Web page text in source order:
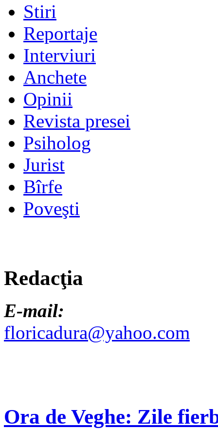
Stiri
Reportaje
Interviuri
Anchete
Opinii
Revista presei
Psiholog
Jurist
Bîrfe
Poveşti
Redacţia
E-mail:
floricadura@yahoo.com
Ora de Veghe: Zile